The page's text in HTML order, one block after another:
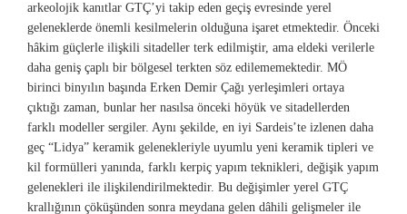
arkeolojik kanıtlar GTÇ’yi takip eden geçiş evresinde yerel
geleneklerde önemli kesilmelerin olduğuna işaret etmektedir. Önceki
hâkim güçlerle ilişkili sitadeller terk edilmiştir, ama eldeki verilerle
daha geniş çaplı bir bölgesel terkten söz edilememektedir. MÖ
birinci binyılın başında Erken Demir Çağı yerleşimleri ortaya
çıktığı zaman, bunlar her nasılsa önceki höyük ve sitadellerden
farklı modeller sergiler. Aynı şekilde, en iyi Sardeis’te izlenen daha
geç “Lidya” keramik gelenekleriyle uyumlu yeni keramik tipleri ve
kil formülleri yanında, farklı kerpiç yapım teknikleri, değişik yapım
gelenekleri ile ilişkilendirilmektedir. Bu değişimler yerel GTÇ
krallığının çöküşünden sonra meydana gelen dâhili gelişmeler ile